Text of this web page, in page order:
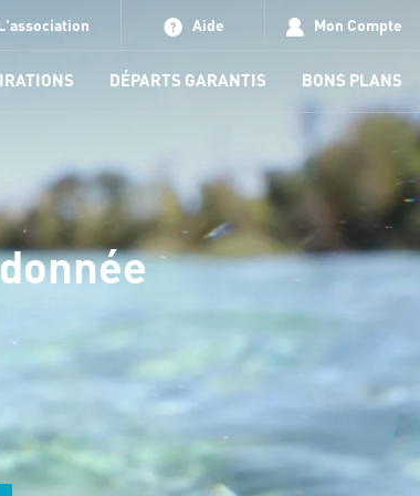
Aide Mon Compte
DÉPARTS GARANTIS BONS PLANS